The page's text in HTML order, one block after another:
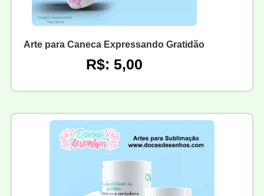
Arte para Caneca Expressando Gratidão
R$: 5,00